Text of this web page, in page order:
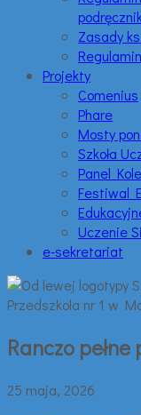
Zasady
Projekty
Comenius
Phare
Mosty
Szkoła
Panel
Festiwal
Uczenie
e-sekretariat
Ranczo
25 maja, 2026